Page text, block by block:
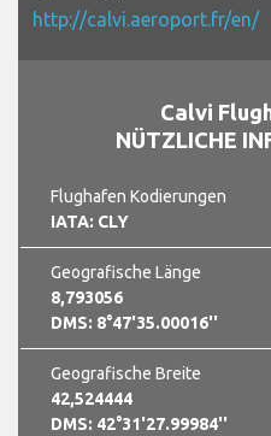
http://calvi.aeroport.fr/en/
Calvi
NÜTZLICHE
Flughafen Kodierungen
IATA: CLY
Geografische Länge
8,793056
DMS: 8°47'35.00016''
Geografische Breite
42,524444
DMS: 42°31'27.99984''